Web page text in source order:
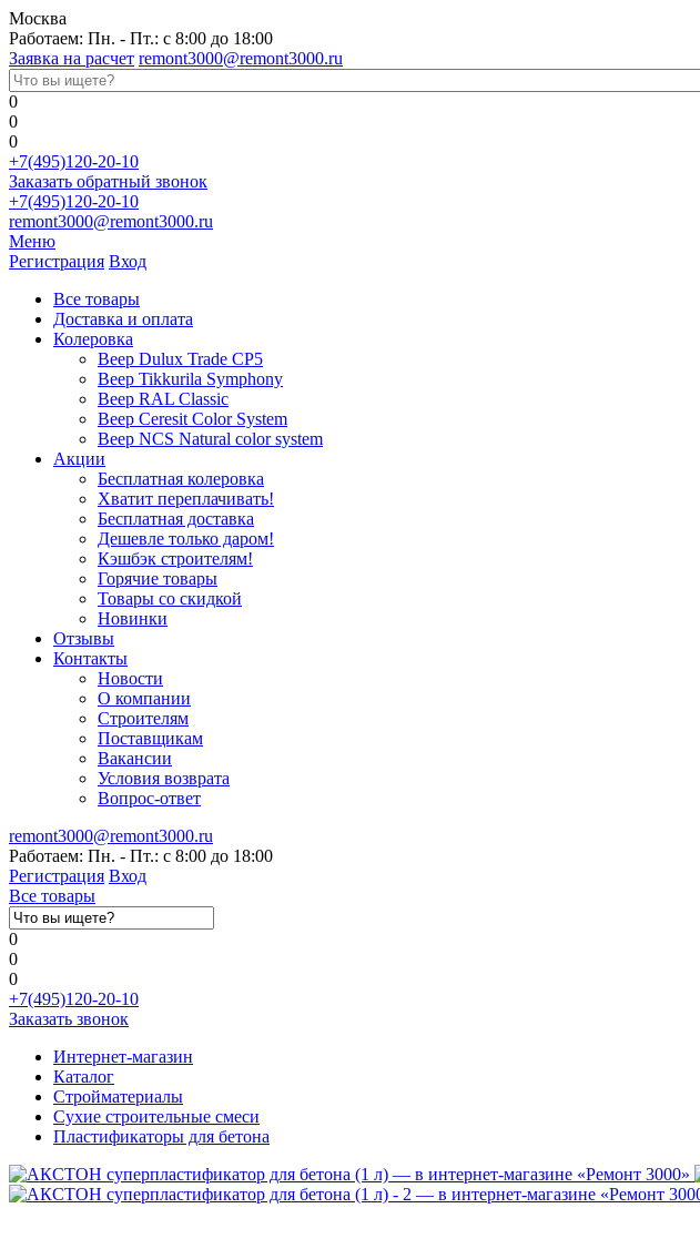
Москва
Работаем: Пн. - Пт.: с 8:00 до 18:00
Заявка на расчет remont3000@remont3000.ru
0
0
0
+7(495)120-20-10
Заказать обратный звонок
+7(495)120-20-10
remont3000@remont3000.ru
Меню
Регистрация Вход
Все товары
Доставка и оплата
Колеровка
Веер Dulux Trade CP5
Веер Tikkurila Symphony
Веер RAL Classic
Веер Ceresit Color System
Веер NCS Natural color system
Акции
Бесплатная колеровка
Хватит переплачивать!
Бесплатная доставка
Дешевле только даром!
Кэшбэк строителям!
Горячие товары
Товары со скидкой
Новинки
Отзывы
Контакты
Новости
О компании
Строителям
Поставщикам
Вакансии
Условия возврата
Вопрос-ответ
remont3000@remont3000.ru
Работаем: Пн. - Пт.: с 8:00 до 18:00
Регистрация Вход
Все товары
0
0
0
+7(495)120-20-10
Заказать звонок
Интернет-магазин
Каталог
Стройматериалы
Сухие строительные смеси
Пластификаторы для бетона